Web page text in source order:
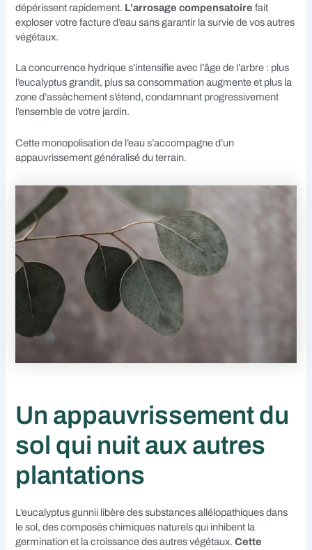
dépérissent rapidement. L’arrosage compensatoire fait
exploser votre facture d’eau sans garantir la survie de vos autres
végétaux.
La concurrence hydrique s’intensifie avec l’âge de l’arbre : plus
l’eucalyptus grandit, plus sa consommation augmente et plus la
zone d’assèchement s’étend, condamnant progressivement
l’ensemble de votre jardin.
Cette monopolisation de l’eau s’accompagne d’un
appauvrissement généralisé du terrain.
Un appauvrissement du
sol qui nuit aux autres
plantations
L’eucalyptus gunnii libère des substances allélopathiques dans
le sol, des composés chimiques naturels qui inhibent la
germination et la croissance des autres végétaux.Cette